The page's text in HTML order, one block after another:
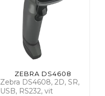
ZEBRA DS4608
Zebra DS4608, 2D, SR,
USB, RS232, vit